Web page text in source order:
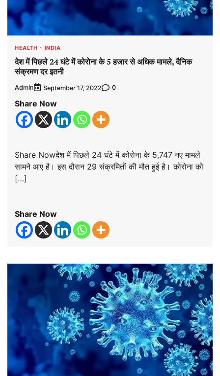
HEALTH INDIA
देश में पिछले 24 घंटे में कोरोना के 5 हजार से अधिक मामले, दैनिक
संक्रमण दर इतनी
Admin September 17, 2022 0
Share Now
Share Nowदेश में पिछले 24 घंटे में कोरोना के 5,747 नए मामले
सामने आए है। इस दौरान 29 संक्रमितों की मौत हुई है। कोरोना को
[…]
Share Now